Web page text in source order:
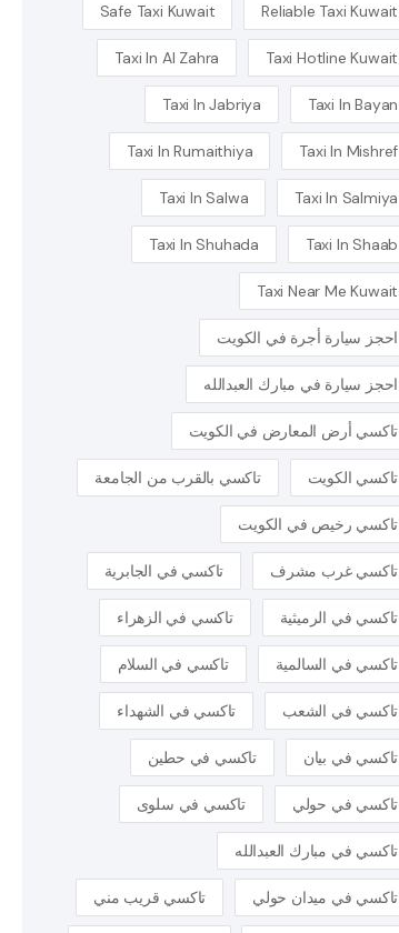
Reliable Taxi Kuwait
Safe Taxi Kuwait
Taxi Hotline Kuwait
Taxi In Al Zahra
Taxi In Bayan
Taxi In Jabriya
Taxi In Mishref
Taxi In Rumaithiya
Taxi In Salmiya
Taxi In Salwa
Taxi In Shaab
Taxi In Shuhada
Taxi Near Me Kuwait
احجز سيارة أجرة في الكويت
احجز سيارة في مبارك العبدالله
تاكسي أرض المعارض في الكويت
تاكسي الكويت تاكسي بالقرب من الجامعة
تاكسي رخيص في الكويت
تاكسي غرب مشرف تاكسي في الجابرية
تاكسي في الرميثية تاكسي في الزهراء
تاكسي في السالمية تاكسي في السلام
تاكسي في الشعب تاكسي في الشهداء
تاكسي في بيان تاكسي في حطين
تاكسي في حولي تاكسي في سلوى
تاكسي في مبارك العبدالله
تاكسي في ميدان حولي تاكسي قريب مني